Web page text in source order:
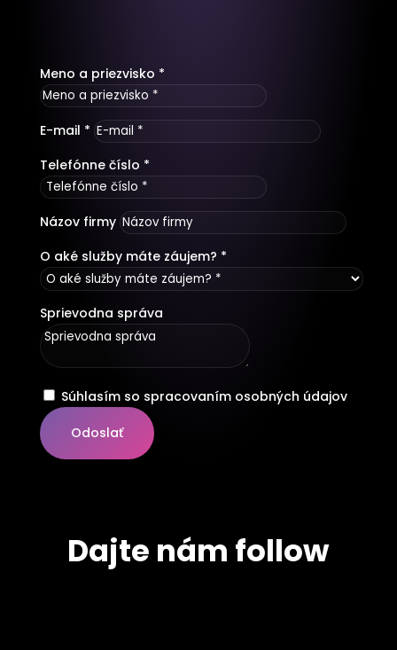
Meno a priezvisko *
E-mail *
Telefónne číslo *
Názov firmy
O aké služby máte záujem? *
Sprievodna správa
Súhlasím so spracovaním osobných údajov
Odoslať
Dajte nám follow